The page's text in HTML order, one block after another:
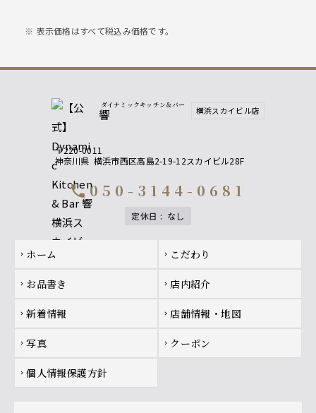
表示価格はすべて税込み価格です。
ダイナミックキッチン＆バー
響 横浜スカイビル店
〒220-0011
神奈川県 横浜市西区高島2-19-12スカイビル28F
call050-3144-0681
定休日 : なし
Footer navigation
chevron_right ホーム chevron_right こだわり
chevron_right お品書き chevron_right 店内紹介
chevron_right 新着情報 chevron_right 店舗情報・地図
chevron_right 写真 chevron_right クーポン
chevron_right 個人情報保護方針